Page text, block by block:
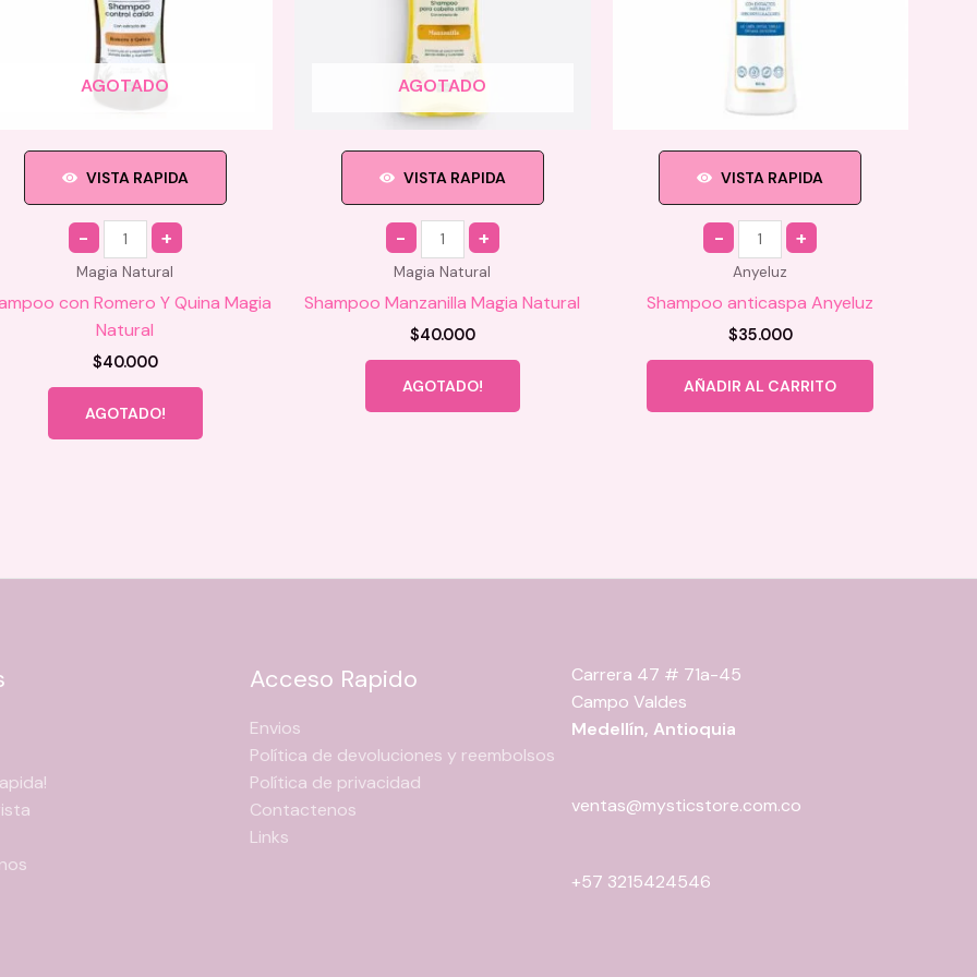
AGOTADO
VISTA RAPIDA
Quantity
Magia Natural
con Romero Y Quina Magia
Natural
$40.000
AGOTADO!
AGOTADO
VISTA RAPIDA
Quantity
Magia Natural
Shampoo Manzanilla Magia Natural
$40.000
AGOTADO!
VISTA RAPIDA
Quantity
Anyeluz
Shampoo anticaspa Anyeluz
$35.000
AÑADIR AL CARRITO
Acceso Rapido
Envios
Política de devoluciones y reembolsos
Política de privacidad
Contactenos
Links
Carrera 47 # 71a-45
Campo Valdes
Medellín, Antioquia
ventas@mysticstore.com.co
+57 3215424546